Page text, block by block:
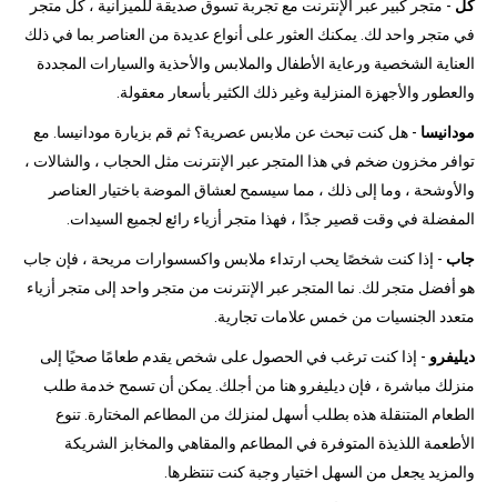
كل - متجر كبير عبر الإنترنت مع تجربة تسوق صديقة للميزانية ، كل متجر
في متجر واحد لك. يمكنك العثور على أنواع عديدة من العناصر بما في ذلك
العناية الشخصية ورعاية الأطفال والملابس والأحذية والسيارات المجددة
والعطور والأجهزة المنزلية وغير ذلك الكثير بأسعار معقولة.
مودانيسا - هل كنت تبحث عن ملابس عصرية؟ ثم قم بزيارة مودانيسا. مع
توافر مخزون ضخم في هذا المتجر عبر الإنترنت مثل الحجاب ، والشالات ،
والأوشحة ، وما إلى ذلك ، مما سيسمح لعشاق الموضة باختيار العناصر
المفضلة في وقت قصير جدًا ، فهذا متجر أزياء رائع لجميع السيدات.
جاب - إذا كنت شخصًا يحب ارتداء ملابس واكسسوارات مريحة ، فإن جاب
هو أفضل متجر لك. نما المتجر عبر الإنترنت من متجر واحد إلى متجر أزياء
متعدد الجنسيات من خمس علامات تجارية.
ديليفرو - إذا كنت ترغب في الحصول على شخص يقدم طعامًا صحيًا إلى
منزلك مباشرة ، فإن ديليفرو هنا من أجلك. يمكن أن تسمح خدمة طلب
الطعام المتنقلة هذه بطلب أسهل لمنزلك من المطاعم المختارة. تنوع
الأطعمة اللذيذة المتوفرة في المطاعم والمقاهي والمخابز الشريكة
والمزيد يجعل من السهل اختيار وجبة كنت تنتظرها.